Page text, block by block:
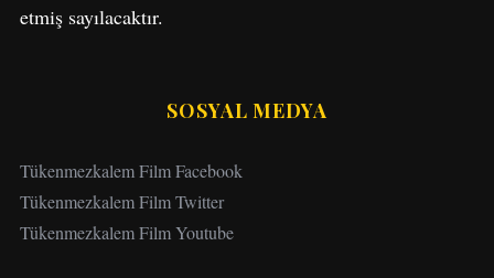
etmiş sayılacaktır.
SOSYAL MEDYA
Tükenmezkalem Film Facebook
Tükenmezkalem Film Twitter
Tükenmezkalem Film Youtube